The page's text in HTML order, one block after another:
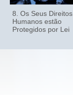
8. Os Seus Direitos
Humanos estão
Protegidos por Lei